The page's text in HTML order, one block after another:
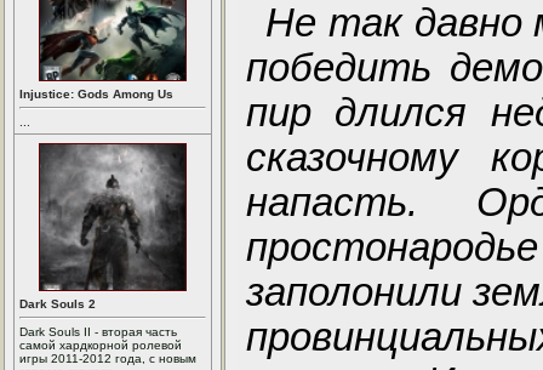
Injustice: Gods Among Us
Dark Souls 2
Dark Souls II - вторая часть
самой хардкорной ролевой
игры 2011-2012 года, с новым
Не так давно
победить
пир длился
сказочному
напасть.
заполонили